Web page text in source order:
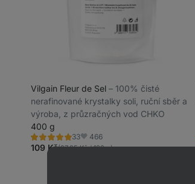
Vilgain Fleur de Sel ⁠–⁠ 100% čisté
nerafinované krystalky soli, ruční sběr a
výroba, z průzračných vod CHKO
400 g
33
Hodnocení
4.9/5,
33
Oblíbené
466
109 Kč(27,25 Kč / 100 g)